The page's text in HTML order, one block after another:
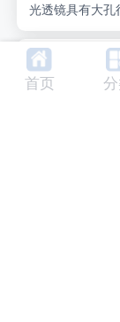
光透镜具有大孔
发射器-检测器
（如Koehler照
球面上，并在
的性能。
精密级平面
0-120
首页